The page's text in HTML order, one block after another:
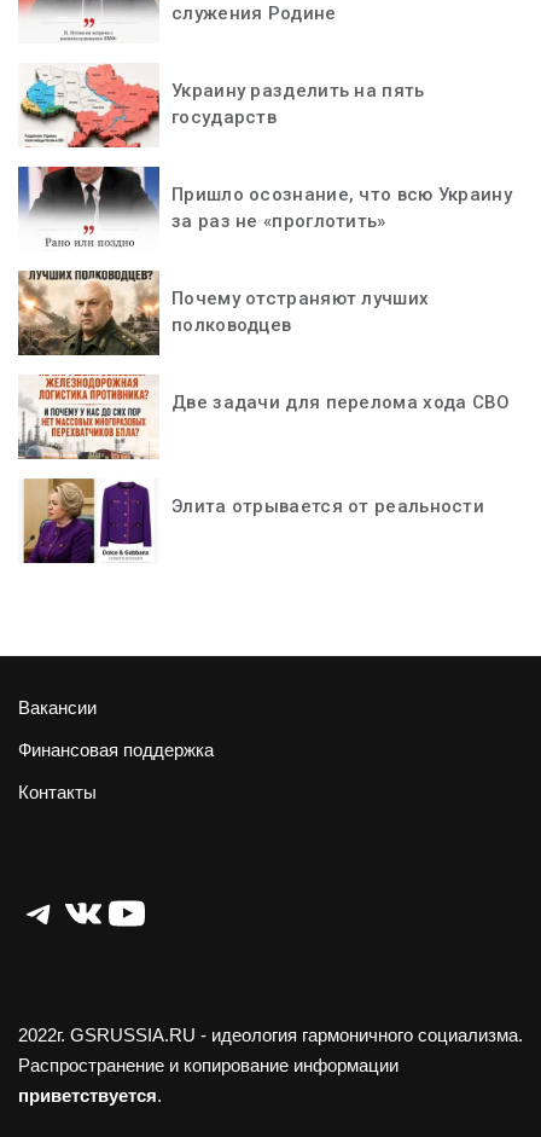
служения Родине
Украину разделить на пять
государств
Пришло осознание, что всю Украину
за раз не «проглотить»
Почему отстраняют лучших
полководцев
Две задачи для перелома хода СВО
Элита отрывается от реальности
Вакансии
Финансовая поддержка
Контакты
Telegram
ВКонтакте
YouTube
2022г. GSRUSSIA.RU - идеология гармоничного социализма.
Распространение и копирование информации
приветствуется.